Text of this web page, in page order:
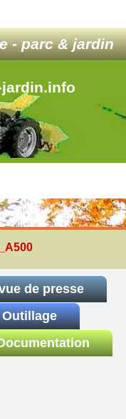
- parc & jardin
de presse
et-Eliet
ELIET
Outillage
Affuteuse